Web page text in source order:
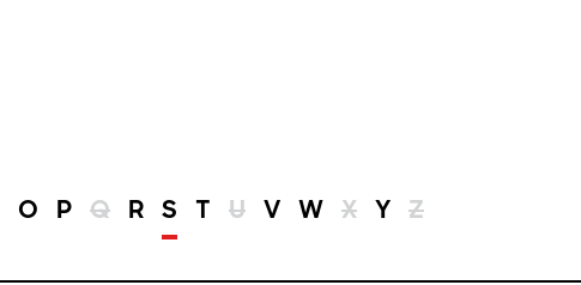
O P Q R S T U V W X Y Z